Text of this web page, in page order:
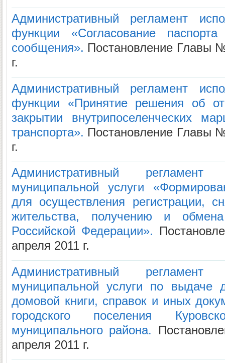
Административный регламент
функции «Согласование
сообщения». Постановление Главы
г.
Административный регламент
функции «Принятие решения об
закрытии внутрипоселенческих
транспорта». Постановление Главы
г.
Административный
муниципальной услуги
для осуществления регистрации,
жительства, получению и
Российской Федерации».
апреля 2011 г.
Административный
муниципальной услуги по выдаче
домовой книги, справок и иных
городского поселения
муниципального района.
апреля 2011 г.